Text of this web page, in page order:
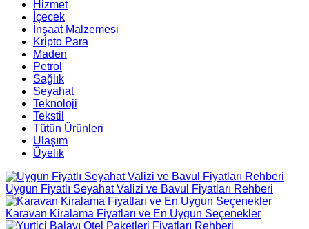
Hizmet
İçecek
İnşaat Malzemesi
Kripto Para
Maden
Petrol
Sağlık
Seyahat
Teknoloji
Tekstil
Tütün Ürünleri
Ulaşım
Üyelik
Uygun Fiyatlı Seyahat Valizi ve Bavul Fiyatları Rehberi
Karavan Kiralama Fiyatları ve En Uygun Seçenekler